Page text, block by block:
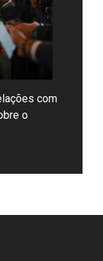
com
o